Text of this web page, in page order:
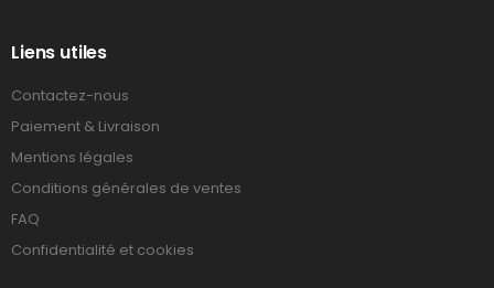
Liens utiles
Contactez-nous
Paiement & Livraison
Mentions légales
Conditions générales de ventes
FAQ
Confidentialité et cookies